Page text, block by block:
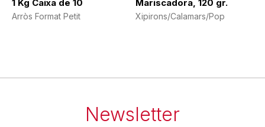
1 Kg Caixa de 10
Arròs Format Petit
Mariscadora, 120 gr.
Xipirons/Calamars/Pop
Newsletter